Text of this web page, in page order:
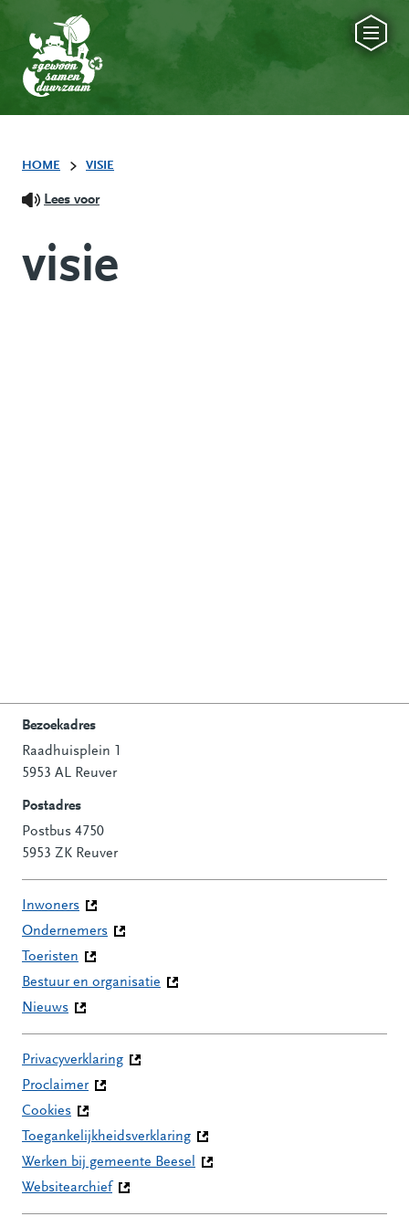
HOME VISIE
Lees voor
visie
Contactinformatie
Bezoekadres
Raadhuisplein 1
5953 AL Reuver
Postadres
Postbus 4750
5953 ZK Reuver
Inwoners
Ondernemers
Toeristen
Bestuur en organisatie
Nieuws
Privacyverklaring
Proclaimer
Cookies
Toegankelijkheidsverklaring
Werken bij gemeente Beesel
Websitearchief